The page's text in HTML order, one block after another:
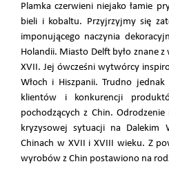
Plamka czerwieni niejako łamie
bieli i kobaltu. Przyjrzyjmy się
imponującego naczynia
Holandii. Miasto Delft było znane
XVII. Jej ówcześni wytwórcy
Włoch i Hiszpanii. Trudno
klientów i konkurencji
pochodzących z Chin.
kryzysowej sytuacji na Dalekim
Chinach w XVII i XVIII wieku. Z
wyrobów z Chin postawiono na